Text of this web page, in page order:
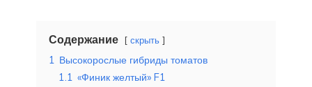
Содержание скрыть
1 Высокорослые гибриды томатов
1.1 «Финик желтый» F1